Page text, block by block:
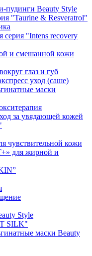
пудинги Beauty Style
"Taurine & Resveratrol"
серия "Intens recovery
и смешанной кожи
глаз и губ
уход (саше)
маски
за увядающей кожей
чувствительной кожи
для жирной и
Style
SILK"
маски Beauty